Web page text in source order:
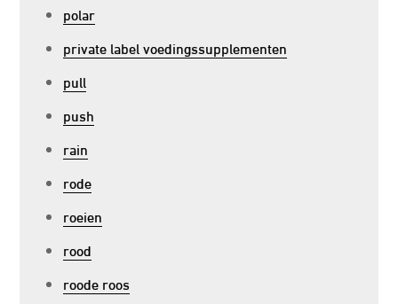
polar
private label voedingssupplementen
pull
push
rain
rode
roeien
rood
roode roos